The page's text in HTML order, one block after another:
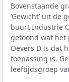
Bovenstaande
‘Gewicht’ uit de
buurt Industrie
getoond wat
Oevers D is dat
toepassing is.
leeftijdsgroep